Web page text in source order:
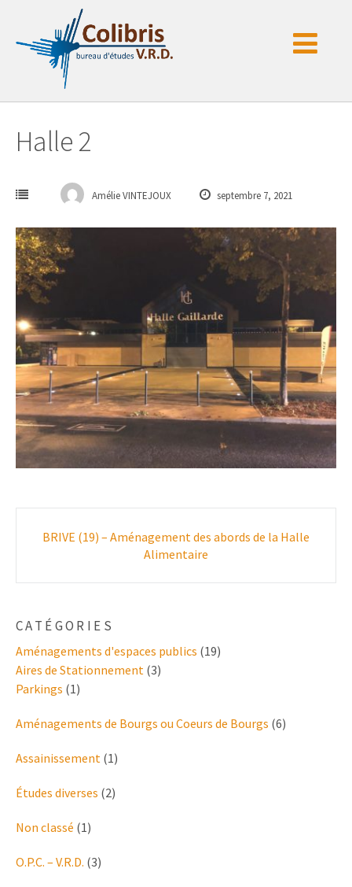
contenu
Halle 2
Amélie VINTEJOUX septembre 7, 2021
navigation
BRIVE (19) – Aménagement des abords de la Halle
Alimentaire
CATÉGORIES
Aménagements d'espaces publics (19)
Aires de Stationnement (3)
Parkings (1)
Aménagements de Bourgs ou Coeurs de Bourgs (6)
Assainissement (1)
Études diverses (2)
Non classé (1)
O.P.C. – V.R.D. (3)